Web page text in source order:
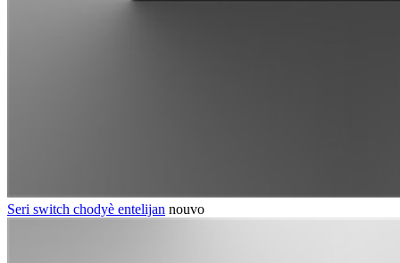
Seri switch chodyè entelijan nouvo